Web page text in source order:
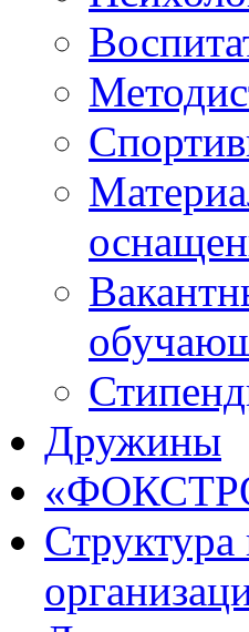
Дружины
Структура